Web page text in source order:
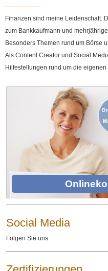
Finanzen sind meine Leidenschaft.
zum Bankkaufmann und
Besonders Themen rund um Börse
Als Content Creator und Social
Hilfestellungen rund um die eigenen
Social Media
Folgen Sie uns